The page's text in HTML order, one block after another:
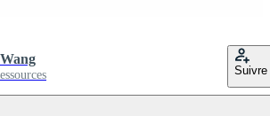
Suivre